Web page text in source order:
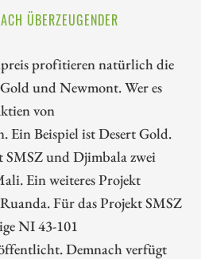
ÜBERZEUGENDER
profitieren natürlich die
und Newmont. Wer es
von
Ein Beispiel ist Desert Gold.
SMSZ und Djimbala zwei
Ein weiteres Projekt
Für das Projekt SMSZ
NI 43-101
Demnach verfügt